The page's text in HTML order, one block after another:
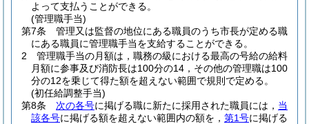
よって支払うことができる。
(管理職手当)
第7条
管理又は監督の地位にある職員のうち市長が定める職
にある職員に管理職手当を支給することができる。
2
管理職手当の月額は，職務の級における最高の号給の給料
月額に参事及び消防長は100分の14，その他の管理職は100
分の12を乗じて得た額を超えない範囲で規則で定める。
(初任給調整手当)
第8条
次の各号に掲げる職に新たに採用された職員には， 当
該各号に掲げる額を超えない範囲内の額を， 第1号に掲げる